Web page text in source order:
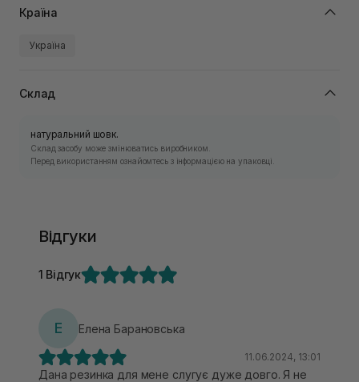
Країна
Україна
Склад
натуральний шовк.
Склад засобу може змінюватись виробником.
Перед використанням ознайомтесь з інформацією на упаковці.
Відгуки
1 Відгук
Е Елена Барановська
11.06.2024, 13:01
Дана резинка для мене слугує дуже довго. Я не